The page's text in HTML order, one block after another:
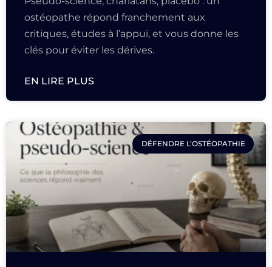
ostéopathe répond franchement aux
critiques, études à l’appui, et vous donne les
clés pour éviter les dérives.
EN LIRE PLUS
DÉFENDRE L’OSTÉOPATHIE